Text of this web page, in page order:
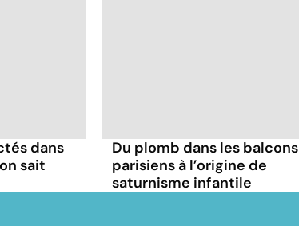
dans
sait
Du plomb dans les balcons
parisiens à l’origine de
saturnisme infantile